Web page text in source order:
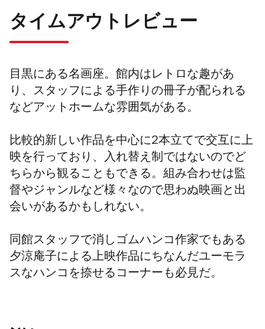
タイムアウトレビュー
目黒にある名画座。館内はレトロな趣があ
り、スタッフによる手作りの冊子が配られる
などアットホームな雰囲気がある。
比較的新しい作品を中心に2本立てで交互に上
映を行っており、入れ替え制ではないのでど
ちらから観ることもできる。組み合わせは監
督やジャンルなど様々なので思わぬ映画と出
会いがあるかもしれない。
同館スタッフで消しゴムハンコ作家でもある
夕涼庵子による上映作品にちなんだユーモラ
スなハンコを捺せるコーナーも必見だ。